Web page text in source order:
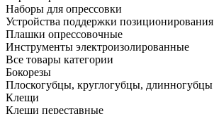
Наборы для опрессовки
Устройства поддержки позиционирования
Плашки опрессовочные
Инструменты электроизолированные
Все товары категории
Бокорезы
Плоскогубцы, круглогубцы, длинногубцы
Клещи
Клещи переставные